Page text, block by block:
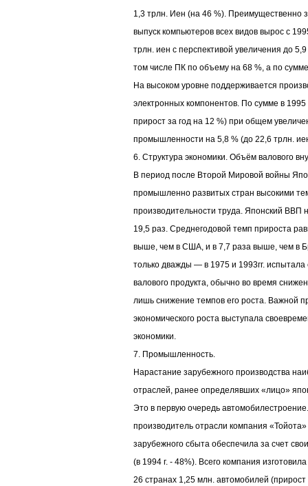
1,3 трлн. Иен (на 46 %). Преимущественно
выпуск компьютеров всех видов вырос с
трлн. иен с перспективой увеличения до
том числе ПК по объему на 68 %, а по
На высоком уровне поддерживается
электронных компонентов. По сумме в 1995
прирост за год на 12 %) при общем
промышленности на 5,8 % (до 22,6 трлн.
6. Структура экономики. Объём валового
В период после Второй Мировой войны
промышленно развитых стран высокими
производительности труда. Японский ВВП
19,5 раз. Среднегодовой темп прироста
выше, чем в США, и в 7,7 раза выше, чем в
только дважды — в 1975 и 1993гг.
валового продукта, обычно во время
лишь снижение темпов его роста. Важной
экономического роста выступала
экономики.
7. Промышленность.
Нарастание зарубежного производства
отраслей, ранее определявших «лицо»
Это в первую очередь
производитель отрасли компания
зарубежного сбыта обеспечила за счет
(в 1994 г. - 48%). Всего компания
26 странах 1,25 млн. автомобилей (прирост